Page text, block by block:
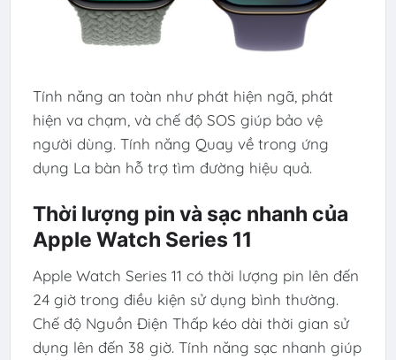
Tính năng an toàn như phát hiện ngã, phát
hiện va chạm, và chế độ SOS giúp bảo vệ
người dùng. Tính năng Quay về trong ứng
dụng La bàn hỗ trợ tìm đường hiệu quả.
Thời lượng pin và sạc nhanh của
Apple Watch Series 11
Apple Watch Series 11 có thời lượng pin lên đến
24 giờ trong điều kiện sử dụng bình thường.
Chế độ Nguồn Điện Thấp kéo dài thời gian sử
dụng lên đến 38 giờ. Tính năng sạc nhanh giúp